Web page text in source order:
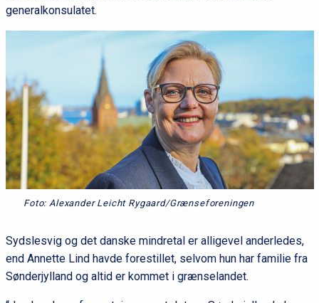
generalkonsulatet.
Foto: Alexander Leicht Rygaard/Grænseforeningen
Sydslesvig og det danske mindretal er alligevel anderledes,
end Annette Lind havde forestillet, selvom hun har familie fra
Sønderjylland og altid er kommet i grænselandet.